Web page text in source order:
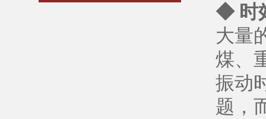
◆ 时
大量
煤、
振动
题，